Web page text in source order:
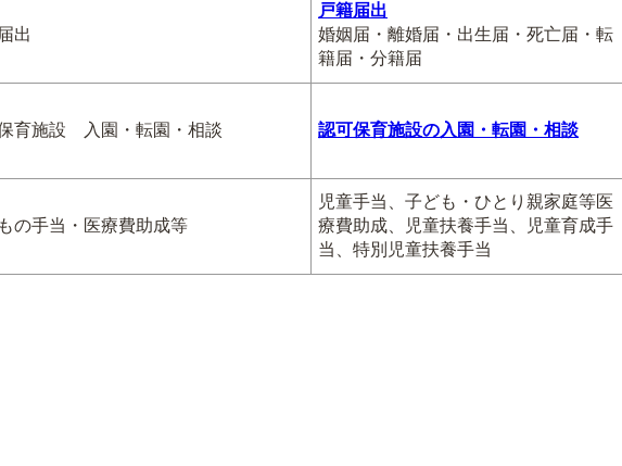
出
戸籍届出
婚姻届・離婚届・出生届・死亡届・転
籍届・分籍届
育施設 入園・転園・相談 認可保育施設の入園・転園・相談
の手当・医療費助成等
児童手当、子ども・ひとり親家庭等医
療費助成、児童扶養手当、児童育成手
当、特別児童扶養手当